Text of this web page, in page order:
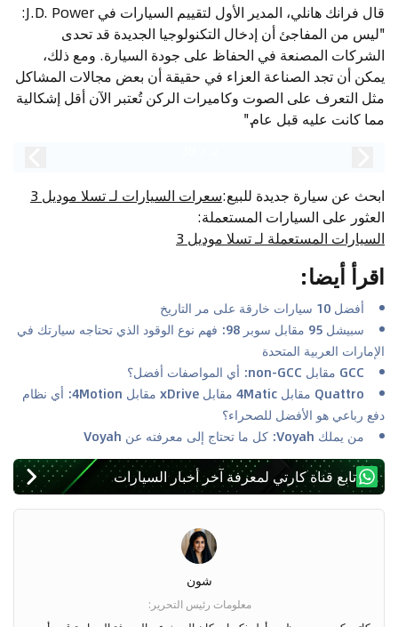
قال فرانك هانلي، المدير الأول لتقييم السيارات في J.D. Power:
"ليس من المفاجئ أن إدخال التكنولوجيا الجديدة قد تحدى
الشركات المصنعة في الحفاظ على جودة السيارة. ومع ذلك،
يمكن أن تجد الصناعة العزاء في حقيقة أن بعض مجالات المشاكل
مثل التعرف على الصوت وكاميرات الركن تُعتبر الآن أقل إشكالية
مما كانت عليه قبل عام."
ابحث عن سيارة جديدة للبيع:سعرات السيارات لـ تسلا موديل 3
العثور على السيارات المستعملة:
السيارات المستعملة لـ تسلا موديل 3
اقرأ أيضا:
أفضل 10 سيارات خارقة على مر التاريخ
سبيشل 95 مقابل سوبر 98: فهم نوع الوقود الذي تحتاجه سيارتك في
الإمارات العربية المتحدة
GCC مقابل non-GCC: أي المواصفات أفضل؟
Quattro مقابل 4Matic مقابل xDrive مقابل 4Motion: أي نظام
دفع رباعي هو الأفضل للصحراء؟
من يملك Voyah: كل ما تحتاج إلى معرفته عن Voyah
تابع قناة كارتي لمعرفة آخر أخبار السيارات
شون
معلومات رئيس التحرير :